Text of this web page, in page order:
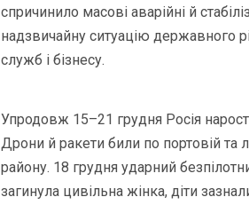
спричинило масові аварійні й
надзвичайну ситуацію державного
служб і бізнесу.
Упродовж 15–21 грудня Росія
Дрони й ракети били по портовій та
району. 18 грудня ударний
загинула цивільна жінка, діти